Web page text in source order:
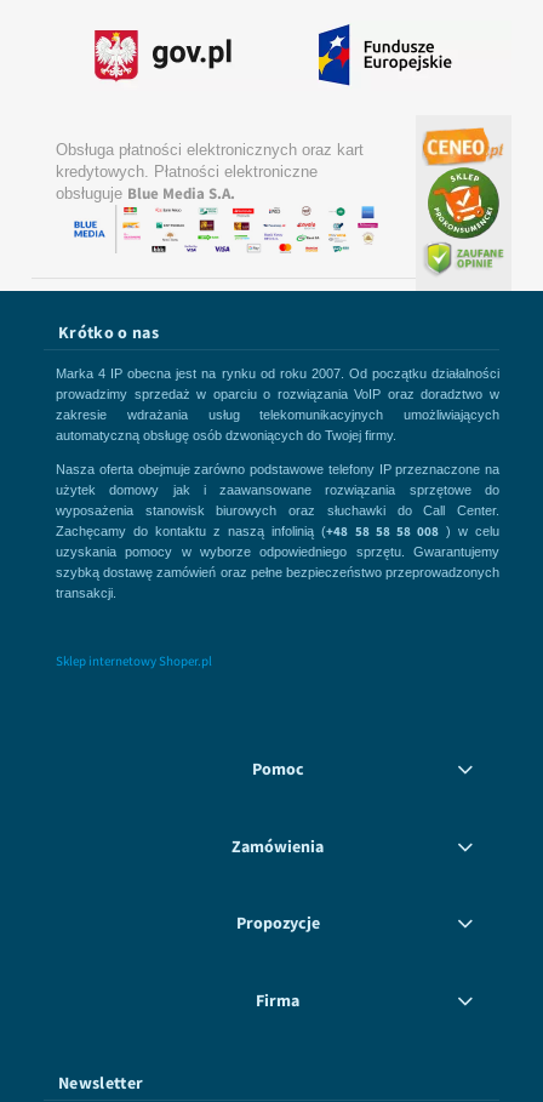
Obsługa płatności elektronicznych oraz kart
kredytowych. Płatności elektroniczne
obsługuje Blue Media S.A.
Krótko o nas
Marka 4 IP obecna jest na rynku od roku 2007. Od początku działalności
prowadzimy sprzedaż w oparciu o rozwiązania VoIP oraz doradztwo w
zakresie wdrażania usług telekomunikacyjnych umożliwiających
automatyczną obsługę osób dzwoniących do Twojej firmy.
Nasza oferta obejmuje zarówno podstawowe telefony IP przeznaczone na
użytek domowy jak i zaawansowane rozwiązania sprzętowe do
wyposażenia stanowisk biurowych oraz słuchawki do Call Center.
Zachęcamy do kontaktu z naszą infolinią (+48 58 58 58 008) w celu
uzyskania pomocy w wyborze odpowiedniego sprzętu. Gwarantujemy
szybką dostawę zamówień oraz pełne bezpieczeństwo przeprowadzonych
transakcji.
Sklep internetowy Shoper.pl
Pomoc
Zamówienia
Propozycje
Firma
Newsletter